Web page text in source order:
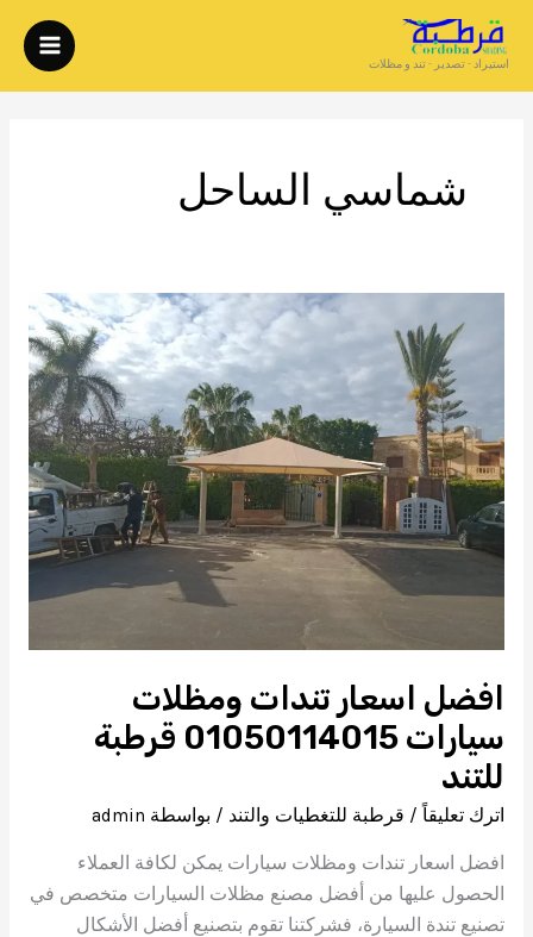
تخطي
المحتوى
استيراد - تصدير - تند و مظلات
شماسي الساحل
افضل اسعار تندات ومظلات
سيارات 01050114015 قرطبة
للتند
اترك تعليقاً / قرطبة للتغطيات والتند / بواسطة admin
افضل اسعار تندات ومظلات سيارات يمكن لكافة العملاء
الحصول عليها من أفضل مصنع مظلات السيارات متخصص في
تصنيع تندة السيارة، فشركتنا تقوم بتصنيع أفضل الأشكال